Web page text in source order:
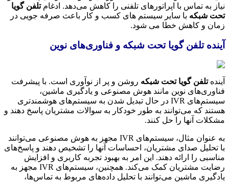
به تماس با اپراتورهای تلفنی را کاهش می‌دهد. ادغامتلفن گویا
شبکهبا سایر سیستم های کسب و کار باعث صرفه جویی در
و کاهش خطا می شود.
تلفن گویا تحت شبکه و فناوری‌های نوین
تلفن گویا تحت شبکهروشن و پر از نوآوری است. با پیشرفت
نوین مانند هوش مصنوعی و یادگیری ماشین،
سیستم‌های IVR در حال تبدیل شدن به سیستم‌های هوشمندتری
که می‌توانند به طور خودکار به سوالات مشتریان پاسخ دهند و
آنها را حل کنند.
به عنوان مثال، سیستم‌های IVR مجهز به هوش مصنوعی می‌توانند
صدای مشتریان، احساسات آنها را تشخیص دهند و پاسخ‌های
را ارائه دهند. این امر به بهبود تجربه کاربری و افزایش
رضایت مشتریان کمک می‌کند. همچنین، سیستم‌های IVR مجهز به
ماشین می‌توانند با تحلیل داده‌های مربوط به تماس‌ها،